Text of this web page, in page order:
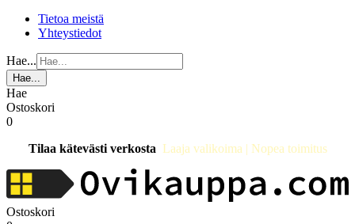
Tietoa meistä
Yhteystiedot
Hae...
Hae...
Hae
Ostoskori
0
Tilaa kätevästi verkosta Laaja valikoima | Nopea toimitus
Ostoskori